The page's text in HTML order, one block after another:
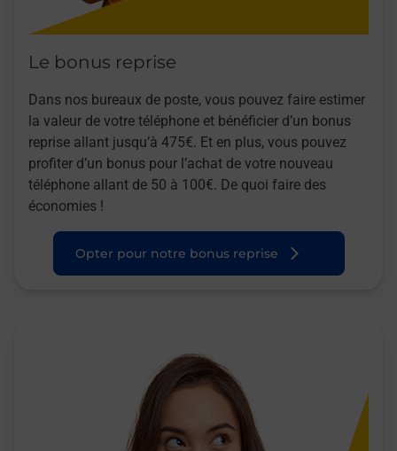
Le bonus reprise
Dans nos bureaux de poste, vous pouvez faire estimer
la valeur de votre téléphone et bénéficier d’un bonus
reprise allant jusqu’à 475€. Et en plus, vous pouvez
profiter d’un bonus pour l’achat de votre nouveau
téléphone allant de 50 à 100€. De quoi faire des
économies !
Opter pour notre bonus reprise